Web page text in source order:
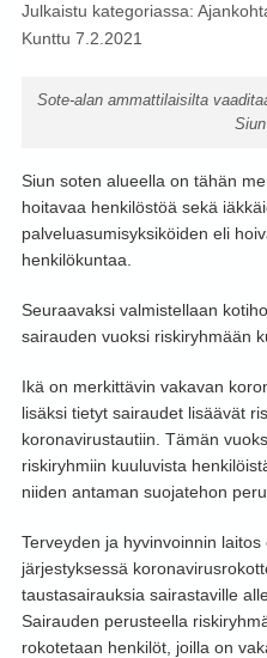
Julkaistu kategoriassa:
Kunttu 7.2.2021
Sote-alan ammattilaisilta
Siun soten alueella on tähän
hoitavaa henkilöstöä sekä
palveluasumisyksiköiden eli
henkilökuntaa.
Seuraavaksi valmistellaan
sairauden vuoksi riskiryhmään
Ikä on merkittävin vakavan
lisäksi tietyt sairaudet lisäävät
koronavirustautiin. Tämän
riskiryhmiin kuuluvista
niiden antaman suojatehon
Terveyden ja hyvinvoinnin
järjestyksessä
taustasairauksia sairastaville
Sairauden perusteella
rokotetaan henkilöt, joilla on